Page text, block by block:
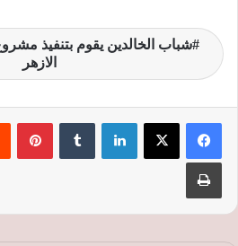
شباب الخالدين يقوم بتنفيذ
الازهر
لينكدإن بينتيريست